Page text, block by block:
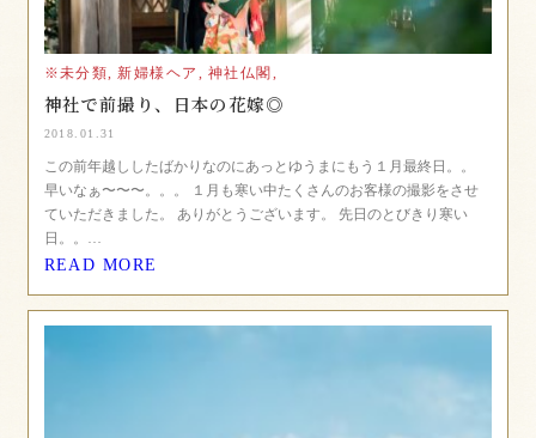
※未分類, 新婦様ヘア, 神社仏閣,
神社で前撮り、日本の花嫁◎
2018.01.31
この前年越ししたばかりなのにあっとゆうまにもう１月最終日。。
早いなぁ〜〜〜。。。 １月も寒い中たくさんのお客様の撮影をさせ
ていただきました。 ありがとうございます。 先日のとびきり寒い
日。。…
READ MORE